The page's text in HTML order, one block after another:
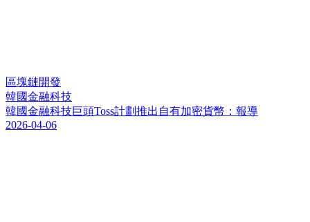
區塊鏈開發
韓國金融科技
韓國金融科技巨頭Toss計劃推出 自有加密貨幣 ： 報導
2026-04-06